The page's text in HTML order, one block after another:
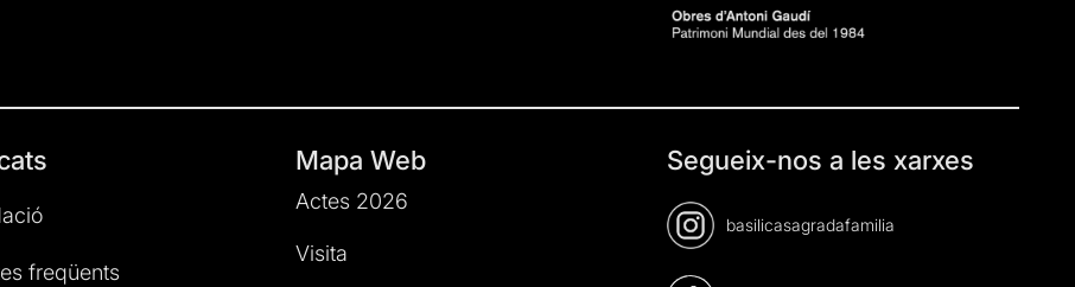
freqüents
Mapa Web
Actes 2026
Visita
Segueix-nos a les xarxes
basilicasagradafamilia